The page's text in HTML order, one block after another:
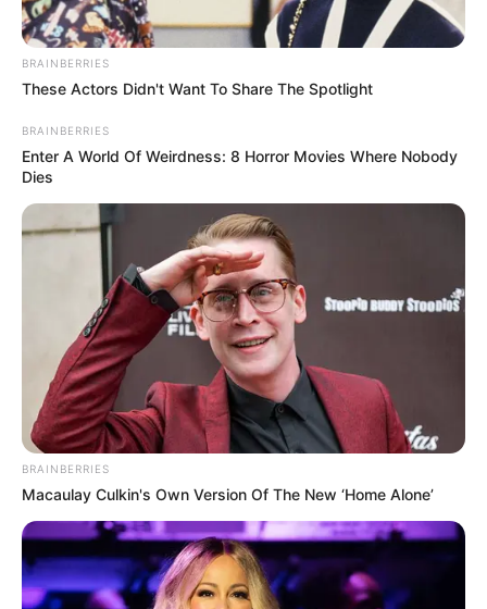
Alif Joerg
BRAINBERRIES
These Actors Didn't Want To Share The Spotlight
BRAINBERRIES
Enter A World Of Weirdness: 8 Horror Movies Where Nobody
Dies
BRAINBERRIES
Macaulay Culkin's Own Version Of The New ‘Home Alone’